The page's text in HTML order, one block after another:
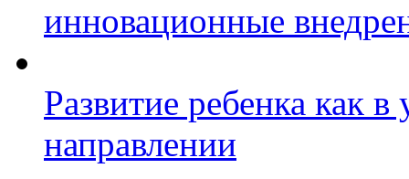
инновационные
Развитие ребенка как
направлении